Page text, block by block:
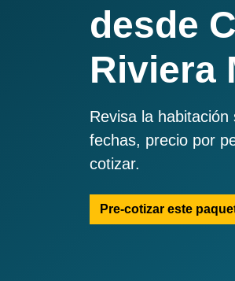
desde
Riviera
Revisa la
fechas, precio por
cotizar.
Pre-cotizar este